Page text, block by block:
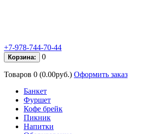
+7-978-744-70-44
Корзина: 0
Товаров 0 (0.00руб.) Оформить заказ
Банкет
Фуршет
Кофе брейк
Пикник
Напитки